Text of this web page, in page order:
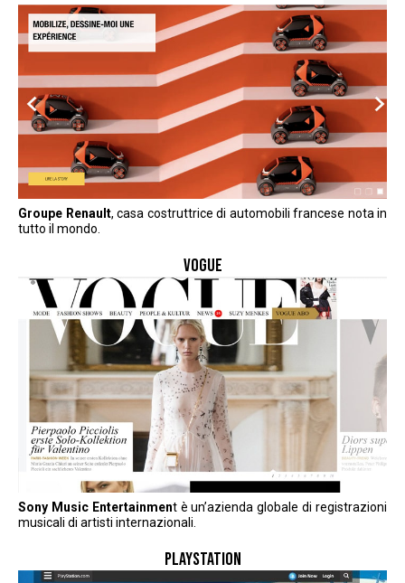
Groupe Renault, casa costruttrice di automobili francese nota in
tutto il mondo.
VOGUE
Sony Music Entertainment è un’azienda globale di registrazioni
musicali di artisti internazionali.
PLAYSTATION